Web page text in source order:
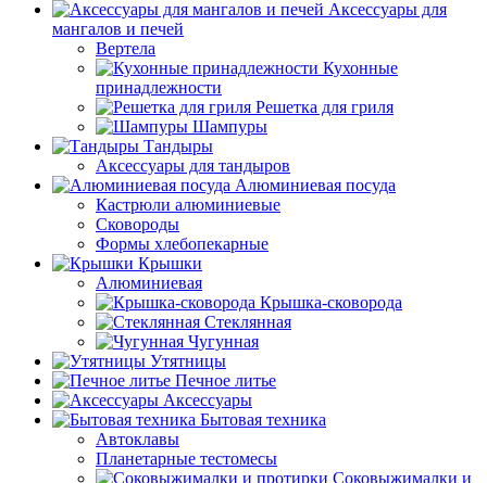
Аксессуары для
мангалов и печей
Вертела
Кухонные
принадлежности
Решетка для гриля
Шампуры
Тандыры
Аксессуары для тандыров
Алюминиевая посуда
Кастрюли алюминиевые
Сковороды
Формы хлебопекарные
Крышки
Алюминиевая
Крышка-сковорода
Стеклянная
Чугунная
Утятницы
Печное литье
Аксессуары
Бытовая техника
Автоклавы
Планетарные тестомесы
Соковыжималки и